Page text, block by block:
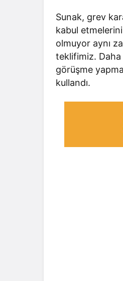
Sunak, grev
kabul
olmuyor aynı
teklifimiz. Daha
görüşme
kullandı.